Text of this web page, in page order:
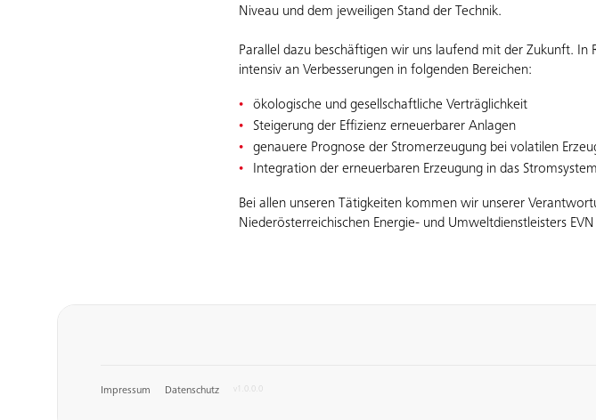
Niveau und dem jeweiligen Stand der Technik.
Parallel dazu beschäftigen wir uns laufend mit der Zukunft.
intensiv an Verbesserungen in folgenden Bereichen:
ökologische und gesellschaftliche Verträglichkeit
Steigerung der Effizienz erneuerbarer Anlagen
genauere Prognose der Stromerzeugung bei volatilen
Integration der erneuerbaren Erzeugung in das Stromsystem
Bei allen unseren Tätigkeiten kommen wir unserer
Niederösterreichischen Energie- und Umweltdienstleisters
Impressum Datenschutz v1.0.0.0